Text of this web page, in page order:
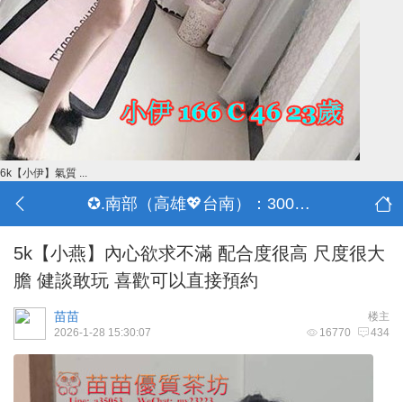
6k【小伊】氣質 ...
✪.南部（高雄💖台南）：3000-30000
5k【小燕】內心欲求不滿 配合度很高 尺度很大
膽 健談敢玩 喜歡可以直接預約
楼主
苗苗
16770 434
2026-1-28 15:30:07